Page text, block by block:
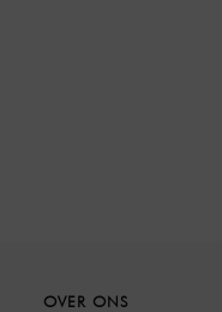
OVER ONS